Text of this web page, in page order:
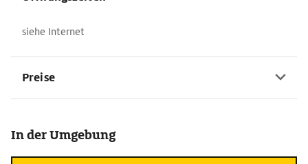
siehe Internet
Preise
In der Umgebung